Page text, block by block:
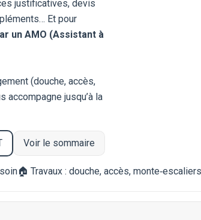
justificatives, devis
Et pour
un AMO (Assistant à
(douche, accès,
accompagne jusqu’à la
Voir le sommaire
🏠 Travaux : douche, accès, monte‑escaliers